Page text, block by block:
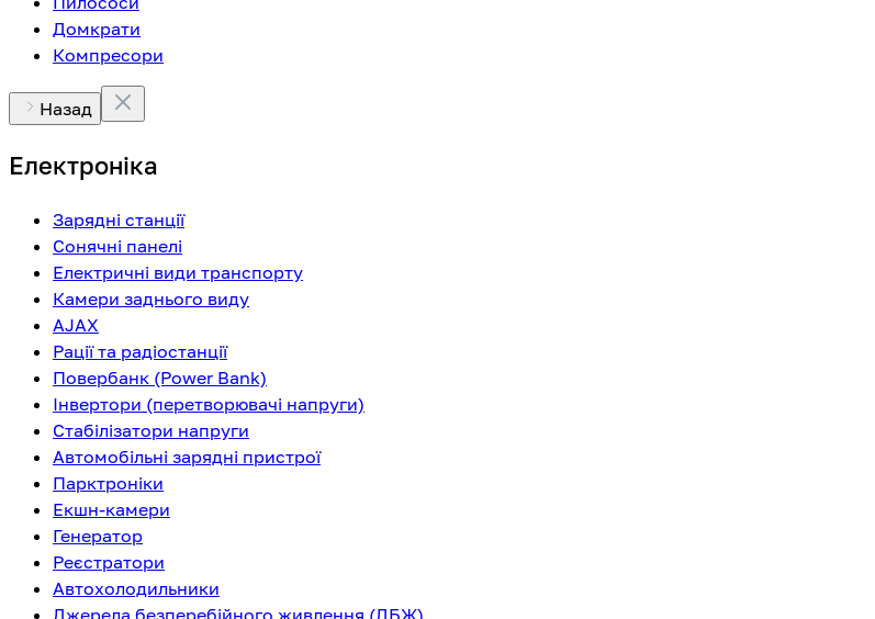
Домкрати
Компресори
Назад
Електроніка
Зарядні станції
Сонячні панелі
Електричні види транспорту
Камери заднього виду
AJAX
Рації та радіостанції
Повербанк (Power Bank)
Інвертори (перетворювачі напруги)
Стабілізатори напруги
Автомобільні зарядні пристрої
Парктроніки
Екшн-камери
Генератор
Реєстратори
Автохолодильники
Джерела безперебійного живлення (ДБЖ)